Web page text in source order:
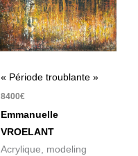
« Période troublante »
8400€
Emmanuelle
VROELANT
Acrylique, modeling